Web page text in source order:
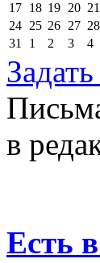
17 18 19 20 21
24 25 26 27 28
31
1 2 3 4
в
Есть